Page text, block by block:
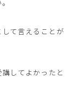
て言えることが
してよかったと